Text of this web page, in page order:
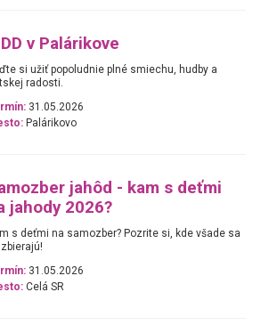
v Palárikove
si užiť popoludnie plné smiechu, hudby a
radosti.
31.05.2026
Palárikovo
jahôd - kam s deťmi
jahody 2026?
s deťmi na samozber? Pozrite si, kde všade sa
31.05.2026
Celá SR